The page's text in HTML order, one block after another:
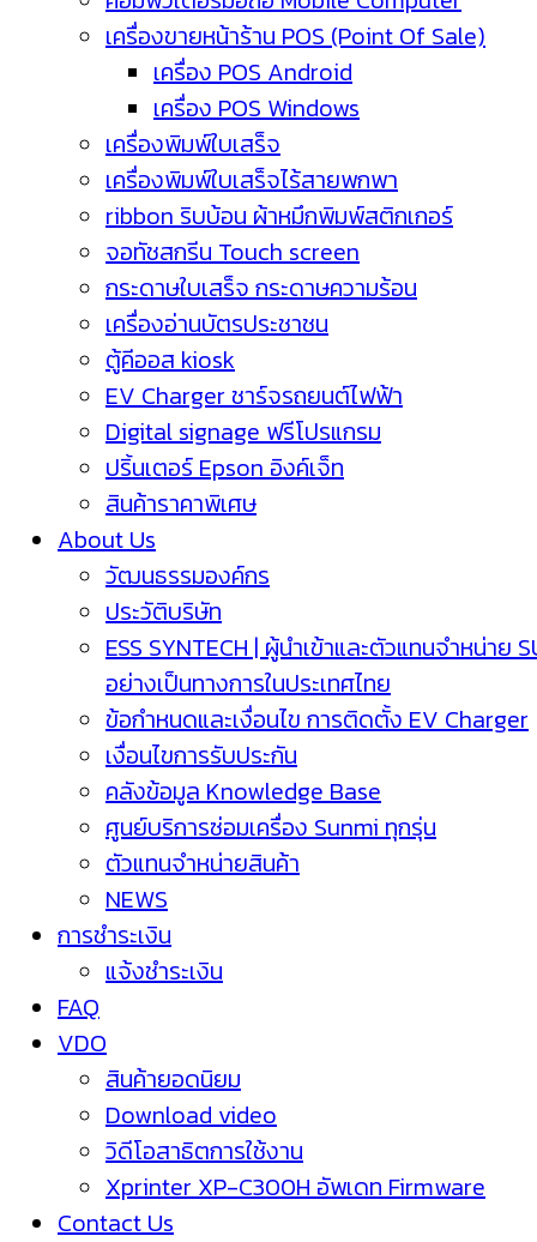
เครื่องขายหน้าร้าน POS (Point Of Sale)
เครื่อง POS Android
เครื่อง POS Windows
เครื่องพิมพ์ใบเสร็จ
เครื่องพิมพ์ใบเสร็จไร้สายพกพา
ribbon ริบบ้อน ผ้าหมึกพิมพ์สติกเกอร์
จอทัชสกรีน Touch screen
กระดาษใบเสร็จ กระดาษความร้อน
เครื่องอ่านบัตรประชาชน
ตู้คีออส kiosk
EV Charger ชาร์จรถยนต์ไฟฟ้า
Digital signage ฟรีโปรแกรม
ปริ้นเตอร์ Epson อิงค์เจ็ท
สินค้าราคาพิเศษ
About Us
วัฒนธรรมองค์กร
ประวัติบริษัท
ESS SYNTECH | ผู้นำเข้าและตัวแทนจำหน่าย
อย่างเป็นทางการในประเทศไทย
ข้อกำหนดและเงื่อนไข การติดตั้ง EV Charger
เงื่อนไขการรับประกัน
คลังข้อมูล Knowledge Base
ศูนย์บริการซ่อมเครื่อง Sunmi ทุกรุ่น
ตัวแทนจำหน่ายสินค้า
NEWS
การชำระเงิน
แจ้งชำระเงิน
FAQ
VDO
สินค้ายอดนิยม
Download video
วิดีโอสาธิตการใช้งาน
Xprinter XP-C300H อัพเดท Firmware
Contact Us